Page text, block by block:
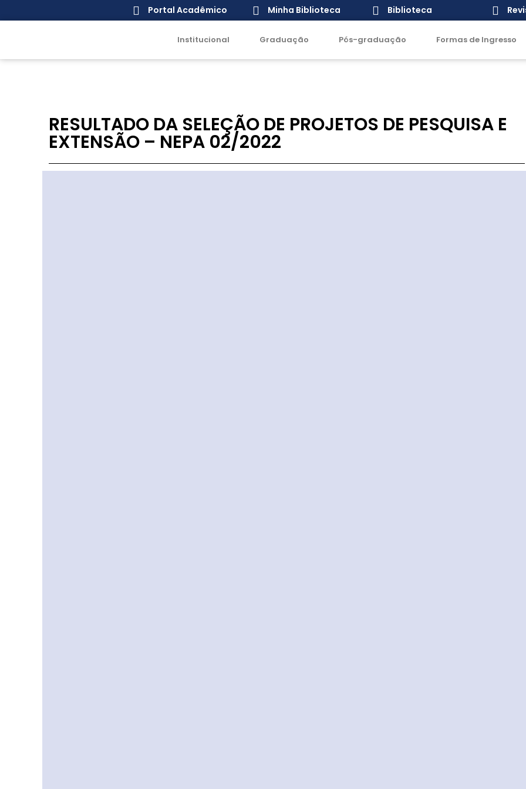
Portal Acadêmico Minha Biblioteca Biblioteca
Institucional Graduação Pós-graduação Formas de Ingresso
RESULTADO DA SELEÇÃO DE PROJETOS DE PESQUISA E
EXTENSÃO – NEPA 02/2022